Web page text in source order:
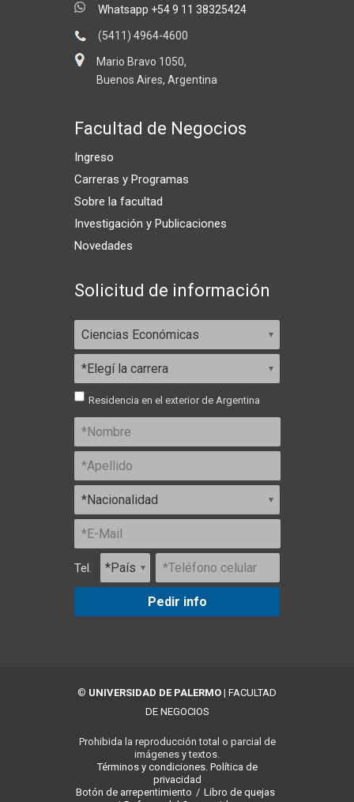
Whatsapp +54 9 11 38325424
(5411) 4964-4600
Mario Bravo 1050,
Buenos Aires, Argentina
Facultad de Negocios
Ingreso
Carreras y Programas
Sobre la facultad
Investigación y Publicaciones
Novedades
Solicitud de información
Residencia en el exterior de Argentina
Tel.
Pedir info
© UNIVERSIDAD DE PALERMO | FACULTAD
DE NEGOCIOS
Prohibida la reproducción total o parcial de
imágenes y textos.
Términos y condiciones. Política de
privacidad
Botón de arrepentimiento / Libro de quejas